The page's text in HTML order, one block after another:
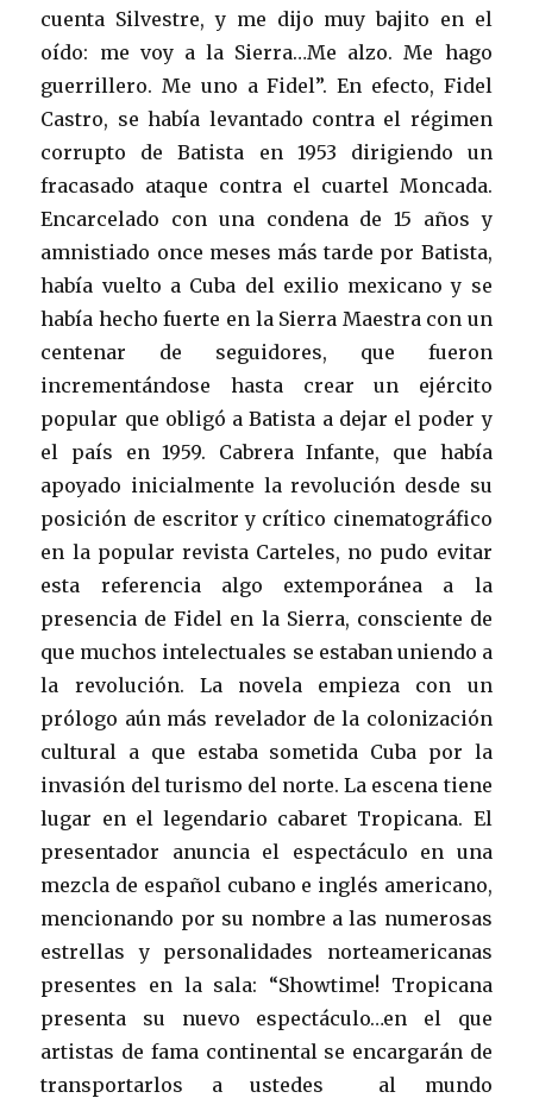
cuenta Silvestre, y me dijo muy bajito en el
oído: me voy a la Sierra…Me alzo. Me hago
guerrillero. Me uno a Fidel”. En efecto, Fidel
Castro, se había levantado contra el régimen
corrupto de Batista en 1953 dirigiendo un
fracasado ataque contra el cuartel Moncada.
Encarcelado con una condena de 15 años y
amnistiado once meses más tarde por Batista,
había vuelto a Cuba del exilio mexicano y se
había hecho fuerte en la Sierra Maestra con un
centenar de seguidores, que fueron
incrementándose hasta crear un ejército
popular que obligó a Batista a dejar el poder y
el país en 1959. Cabrera Infante, que había
apoyado inicialmente la revolución desde su
posición de escritor y crítico cinematográfico
en la popular revista Carteles, no pudo evitar
esta referencia algo extemporánea a la
presencia de Fidel en la Sierra, consciente de
que muchos intelectuales se estaban uniendo a
la revolución. La novela empieza con un
prólogo aún más revelador de la colonización
cultural a que estaba sometida Cuba por la
invasión del turismo del norte. La escena tiene
lugar en el legendario cabaret Tropicana. El
presentador anuncia el espectáculo en una
mezcla de español cubano e inglés americano,
mencionando por su nombre a las numerosas
estrellas y personalidades norteamericanas
presentes en la sala: “Showtime! Tropicana
presenta su nuevo espectáculo…en el que
artistas de fama continental se encargarán de
transportarlos a ustedes al mundo